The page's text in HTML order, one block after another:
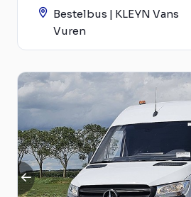
Bestelbus | KLEYN Vans
Vuren